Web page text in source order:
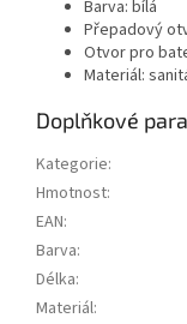
Barva: bílá
Přepadový
Otvor pro
Materiál:
Doplňkové
Kategorie:
Hmotnost:
EAN:
Barva:
Délka:
Materiál: